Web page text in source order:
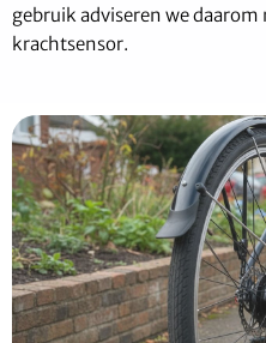
gebruik adviseren we
krachtsensor.